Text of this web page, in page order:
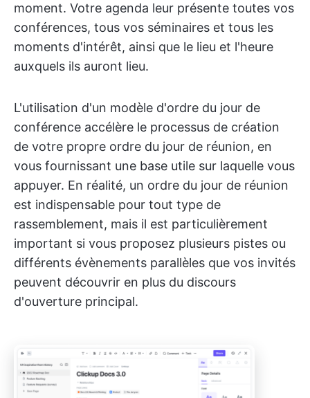
moment. Votre agenda leur présente toutes vos
conférences, tous vos séminaires et tous les
moments d'intérêt, ainsi que le lieu et l'heure
auxquels ils auront lieu.
L'utilisation d'un modèle d'ordre du jour de
conférence accélère le processus de création
de votre propre ordre du jour de réunion, en
vous fournissant une base utile sur laquelle vous
appuyer. En réalité, un ordre du jour de réunion
est indispensable pour tout type de
rassemblement, mais il est particulièrement
important si vous proposez plusieurs pistes ou
différents évènements parallèles que vos invités
peuvent découvrir en plus du discours
d'ouverture principal.